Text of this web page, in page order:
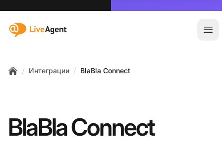
:site.title
/ Интеграции / BlaBla Connect
BlaBla Connect